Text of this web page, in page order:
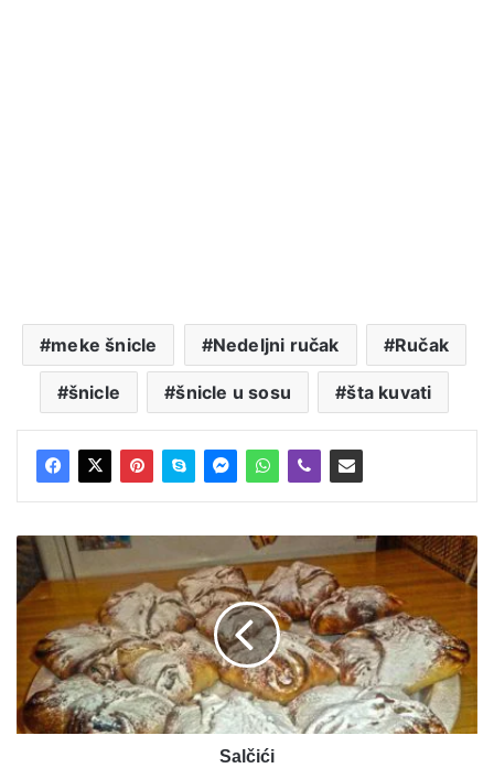
meke šnicle Nedeljni ručak Ručak
šnicle šnicle u sosu šta kuvati
Salčići
Salčići